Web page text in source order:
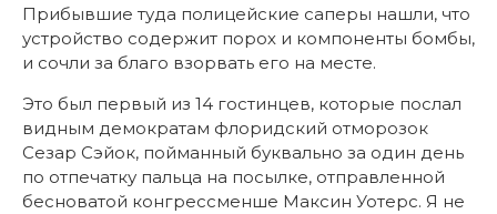
Прибывшие туда полицейские саперы нашли, что
устройство содержит порох и компоненты бомбы,
и сочли за благо взорвать его на месте.
Это был первый из 14 гостинцев, которые послал
видным демократам флоридский отморозок
Сезар Сэйок, пойманный буквально за один день
по отпечатку пальца на посылке, отправленной
бесноватой конгрессменше Максин Уотерс. Я не